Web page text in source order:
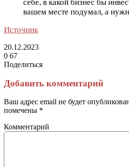
себе, в какой бизнес бы
вашем месте подумал, а
Источник
20.12.2023
0 67
Поделиться
через
электронную
почту
Добавить комментарий
Ваш адрес email не будет
помечены *
Комментарий